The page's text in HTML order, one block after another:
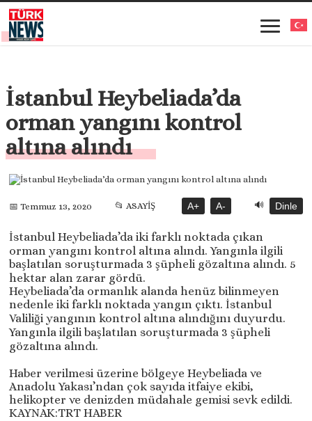
İstanbul Heybeliada’da
orman yangını kontrol
altına alındı
📅 Temmuz 13, 2020 📂 ASAYİŞ A+ A- 🔊 Dinle
İstanbul Heybeliada’da iki farklı noktada çıkan
orman yangını kontrol altına alındı. Yangınla ilgili
başlatılan soruşturmada 3 şüpheli gözaltına alındı. 5
hektar alan zarar gördü.
Heybeliada’da ormanlık alanda henüz bilinmeyen
nedenle iki farklı noktada yangın çıktı. İstanbul
Valiliği yangının kontrol altına alındığını duyurdu.
Yangınla ilgili başlatılan soruşturmada 3 şüpheli
gözaltına alındı.
Haber verilmesi üzerine bölgeye Heybeliada ve
Anadolu Yakası’ndan çok sayıda itfaiye ekibi,
helikopter ve denizden müdahale gemisi sevk edildi.
KAYNAK:TRT HABER